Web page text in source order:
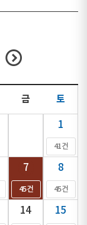
금 토
1
41건
7
45건
8
45건
14 15